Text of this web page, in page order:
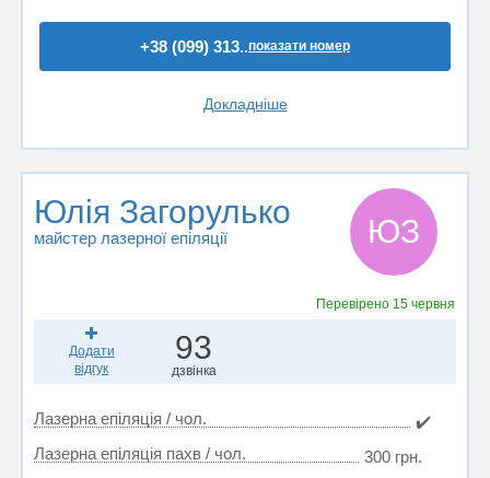
+38 (099) 313..показати номер
Докладніше
Юлія Загорулько
майстер лазерної епіляції ЮЗ
Перевірено 15 червня
Додати
відгук
93
дзвінка
Лазерна епіляція / чол.
✔️
Лазерна епіляція пахв / чол.
300 грн.